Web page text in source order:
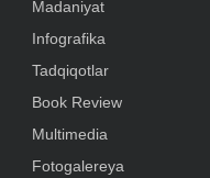
Madaniyat
Infografika
Tadqiqotlar
Book Review
Multimedia
Fotogalereya